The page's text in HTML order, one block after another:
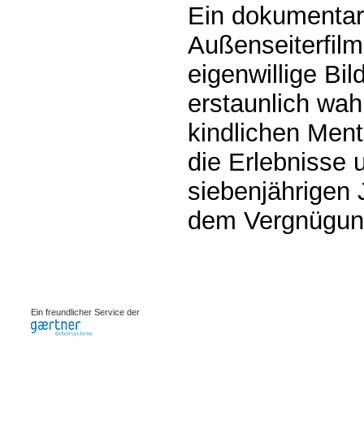
Ein
eigenwillige
erstaunlich
kindlichen
die Erlebnisse
siebenjährigen
dem
Ein freundlicher Service der